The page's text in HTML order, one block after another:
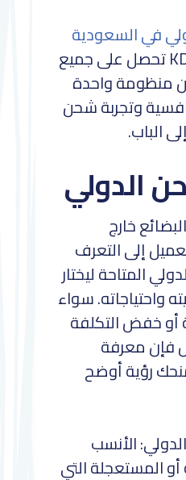
في السعودية
مع KDL تحصل على جميع
واحدة
وتجربة شحن
الباب.
الدولي
خارج
إلى التعرف
المتاحة ليختار
واحتياجاته. سواء
خفض التكلفة
فإن معرفة
رؤية أوضح
الأنسب
المستعجلة التي